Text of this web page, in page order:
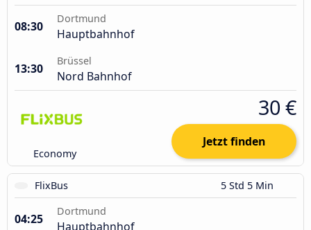
08:30
Dortmund
Hauptbahnhof
13:30
Brüssel
Nord Bahnhof
Economy
30 €
Jetzt finden
FlixBus 5 Std 5 Min
04:25
Dortmund
Hauptbahnhof